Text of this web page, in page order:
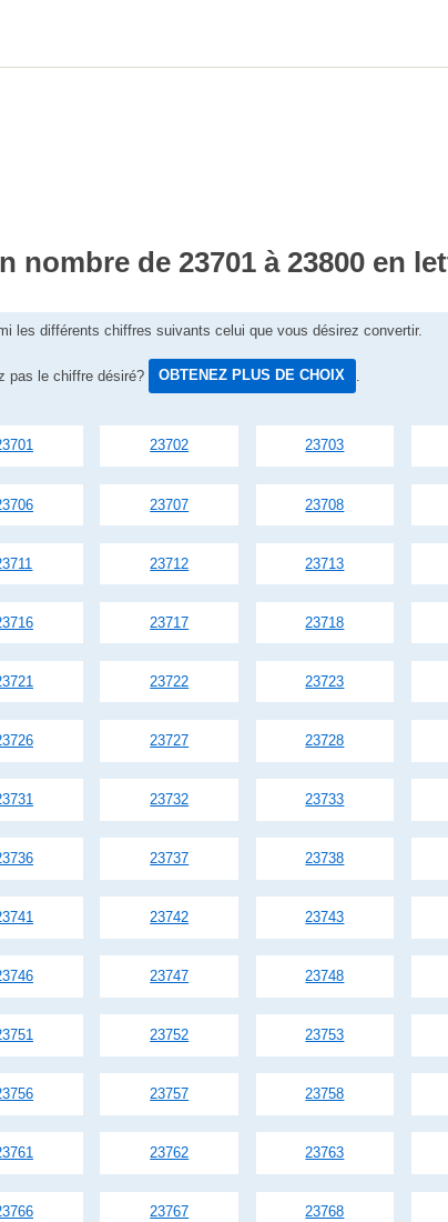
nombre de 23701 à 23800 en
les différents chiffres suivants celui que vous désirez convertir.
pas le chiffre désiré? OBTENEZ PLUS DE CHOIX
23702 23703
23707 23708
23712 23713
23717 23718
23722 23723
23727 23728
23732 23733
23737 23738
23742 23743
23747 23748
23752 23753
23757 23758
23762 23763
23767 23768